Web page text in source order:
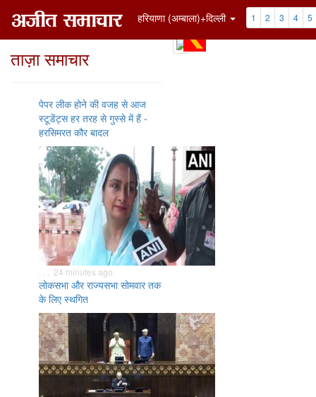
हरियाणा (अम्बाला)+दिल्ली 1 2 3 4 5
ताज़ा समाचार
पेपर लीक होने की वजह से आज
स्टूडेंट्स हर तरह से गुस्से में हैं -
हरसिमरत कौर बादल
. . . 24 minutes ago
लोकसभा और राज्यसभा सोमवार तक
के लिए स्थगित